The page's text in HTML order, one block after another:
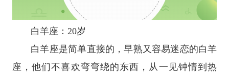
白羊座 ：20岁
白羊座是简单直接的，早熟又容易迷恋的白羊
座，他们不喜欢弯弯绕的东西，从一见钟情到热